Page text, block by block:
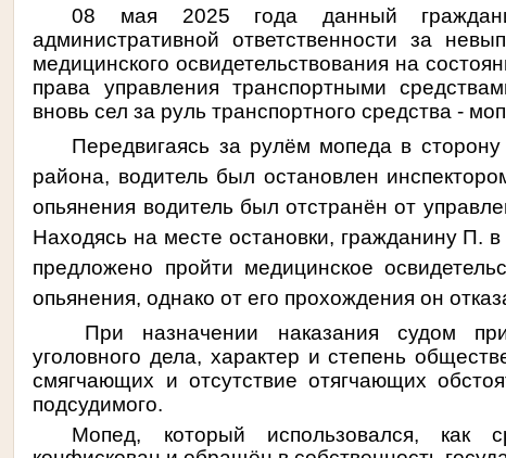
08 мая 2025 года данный
административной ответственности за
медицинского освидетельствования на
права управления транспортными
вновь сел за руль транспортного средства -
Передвигаясь за рулём мопеда в
района, водитель был остановлен
опьянения водитель был отстранён от
Находясь на месте остановки, гражданину П.
предложено пройти медицинское
опьянения, однако от его прохождения он
При назначении наказания судом
уголовного дела, характер и степень
смягчающих и отсутствие отягчающих
подсудимого.
Мопед, который использовался, как